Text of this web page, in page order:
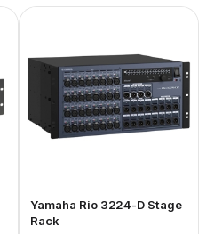
Yamaha Rio 3224-D Stage
Rack